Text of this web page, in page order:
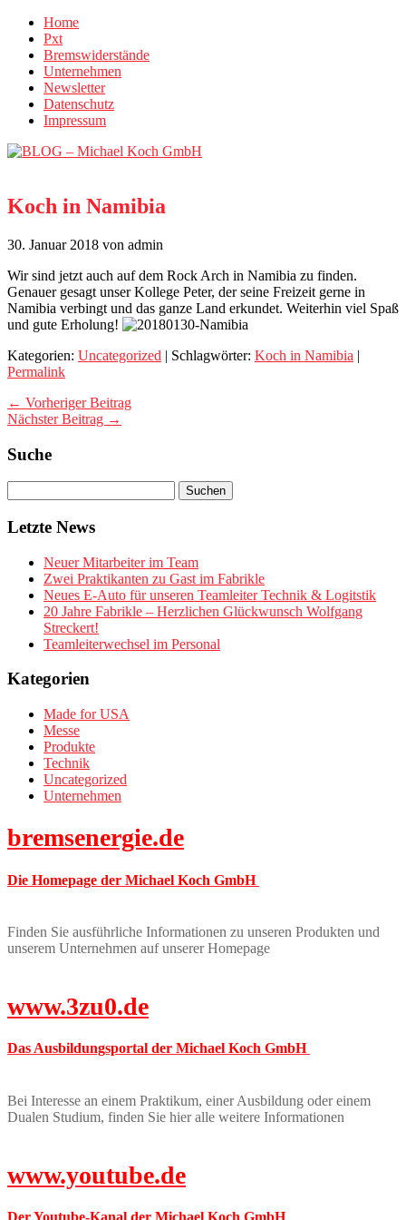
Home
Pxt
Bremswiderstände
Unternehmen
Newsletter
Datenschutz
Impressum
Koch in Namibia
30. Januar 2018 von admin
Wir sind jetzt auch auf dem Rock Arch in Namibia zu finden.
Genauer gesagt unser Kollege Peter, der seine Freizeit gerne in
Namibia verbingt und das ganze Land erkundet. Weiterhin viel Spaß
und gute Erholung!
Kategorien: Uncategorized | Schlagwörter: Koch in Namibia |
Permalink
← Vorheriger Beitrag
Nächster Beitrag →
Suche
Letzte News
Neuer Mitarbeiter im Team
Zwei Praktikanten zu Gast im Fabrikle
Neues E-Auto für unseren Teamleiter Technik & Logitstik
20 Jahre Fabrikle – Herzlichen Glückwunsch Wolfgang
Streckert!
Teamleiterwechsel im Personal
Kategorien
Made for USA
Messe
Produkte
Technik
Uncategorized
Unternehmen
bremsenergie.de
Die Homepage der Michael Koch GmbH
Finden Sie ausführliche Informationen zu unseren Produkten und
unserem Unternehmen auf unserer Homepage
www.3zu0.de
Das Ausbildungsportal der Michael Koch GmbH
Bei Interesse an einem Praktikum, einer Ausbildung oder einem
Dualen Studium, finden Sie hier alle weitere Informationen
www.youtube.de